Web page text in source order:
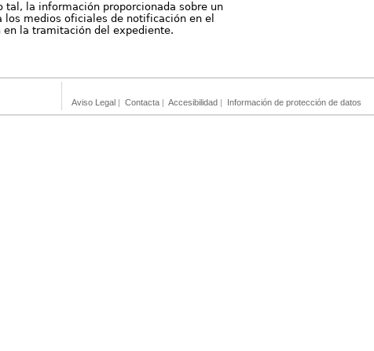
la información proporcionada sobre un
medios oficiales de notificación en el
la tramitación del expediente.
Aviso Legal | Contacta | Accesibilidad | Información de protección de datos